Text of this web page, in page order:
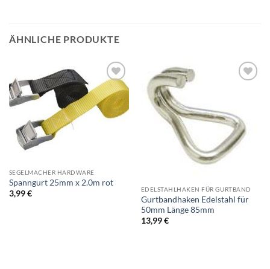
ÄHNLICHE PRODUKTE
SEGELMACHER HARDWARE
Spanngurt 25mm x 2.0m rot
3,99€ EDELSTAHLHAKEN FÜR GURTBAND
Gurtbandhaken Edelstahl für
50mm Länge 85mm
13,99€